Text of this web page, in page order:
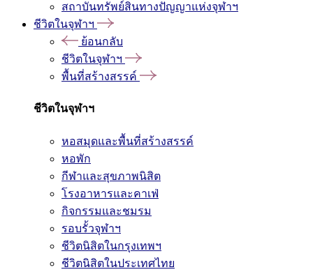
สถาบันทรัพย์สินทางปัญญาแห่งจุฬาฯ
ชีวิตในจุฬาฯ
ย้อนกลับ
ชีวิตในจุฬาฯ
พื้นที่สร้างสรรค์
ชีวิตในจุฬาฯ
หอสมุดและพื้นที่สร้างสรรค์
หอพัก
กีฬาและสุขภาพนิสิต
โรงอาหารและคาเฟ่
กิจกรรมและชมรม
รอบรั้วจุฬาฯ
ชีวิตนิสิตในกรุงเทพฯ
ชีวิตนิสิตในประเทศไทย